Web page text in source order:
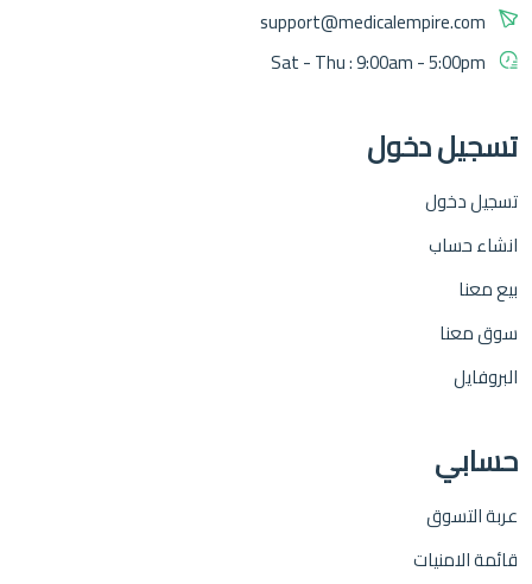
support@medicalempire.com
Sat - Thu : 9:00am - 5:00pm
تسجيل دخول
تسجيل دخول
انشاء حساب
بيع معنا
سوق معنا
البروفايل
حسابي
عربة التسوق
قائمة الامنيات